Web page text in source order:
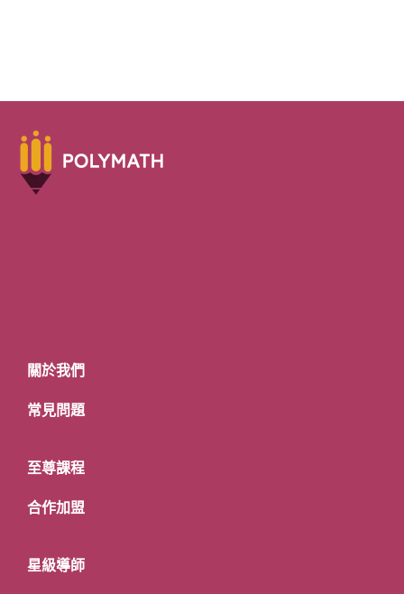
關於我們
常見問題
至尊課程
合作加盟
星級導師